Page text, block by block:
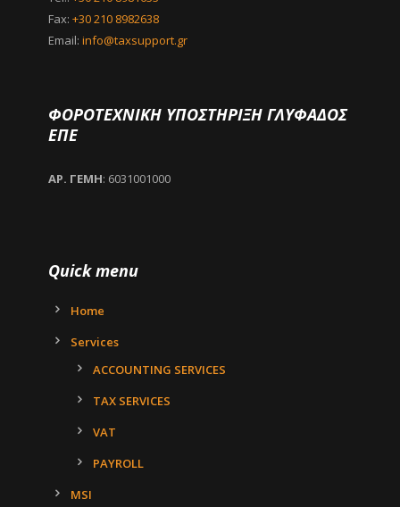
Fax: +30 210 8982638
Email: info@taxsupport.gr
ΦΟΡΟΤΕΧΝΙΚΗ ΥΠΟΣΤΗΡΙΞΗ ΓΛΥΦΑΔΟΣ
ΕΠΕ
ΑΡ. ΓΕΜΗ: 6031001000
Quick menu
Home
Services
ACCOUNTING SERVICES
TAX SERVICES
VAT
PAYROLL
MSI